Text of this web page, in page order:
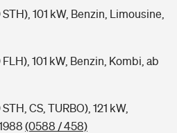
101 kW, Benzin, Limousine,
101 kW, Benzin, Kombi, ab
CS, TURBO), 121 kW,
(0588 / 458)